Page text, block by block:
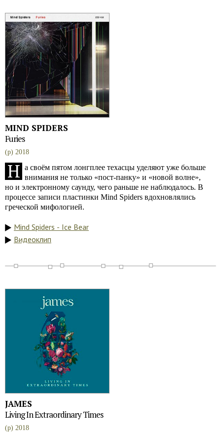
MIND SPIDERS
Furies
(p) 2018
Н а своём пятом лонгплее техасцы уделяют уже больше
внимания не только «пост-панку» и «новой волне»,
но и электронному саунду, чего раньше не наблюдалось. В
процессе записи пластинки Mind Spiders вдохновлялись
греческой мифологией.
Mind Spiders - Ice Bear
Видеоклип
JAMES
Living In Extraordinary Times
(p) 2018